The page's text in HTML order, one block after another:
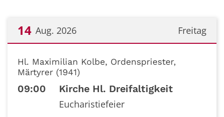
Freitag
14 Aug. 2026
Hl. Maximilian Kolbe, Ordenspriester,
Märtyrer (1941)
09:00 Kirche Hl. Dreifaltigkeit
Eucharistiefeier